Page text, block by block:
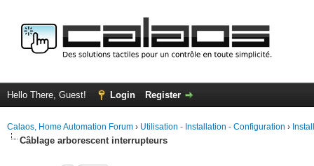
Hello There, Guest! Login Register
Calaos, Home Automation Forum › Utilisation - Installation - Configuration ›
Câblage arborescent interrupteurs